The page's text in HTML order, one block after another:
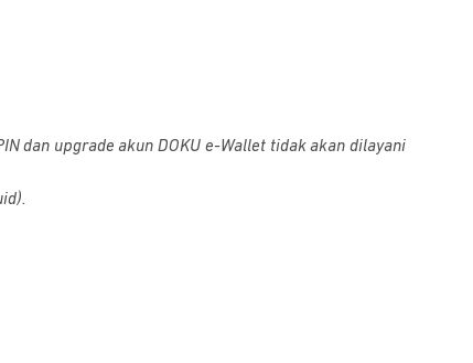
dan upgrade akun DOKU e-Wallet tidak akan dilayani